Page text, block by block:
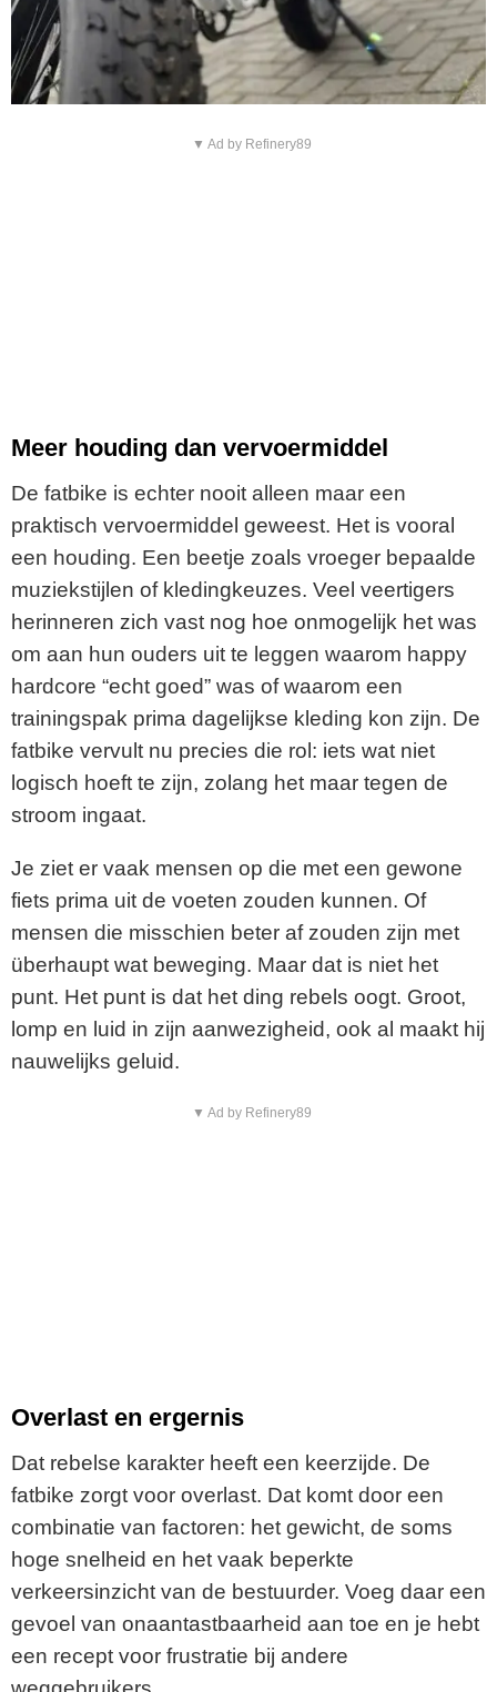
▼ Ad by Refinery89
Meer houding dan vervoermiddel
De fatbike is echter nooit alleen maar een
praktisch vervoermiddel geweest. Het is vooral
een houding. Een beetje zoals vroeger bepaalde
muziekstijlen of kledingkeuzes. Veel veertigers
herinneren zich vast nog hoe onmogelijk het was
om aan hun ouders uit te leggen waarom happy
hardcore “echt goed” was of waarom een
trainingspak prima dagelijkse kleding kon zijn. De
fatbike vervult nu precies die rol: iets wat niet
logisch hoeft te zijn, zolang het maar tegen de
stroom ingaat.
Je ziet er vaak mensen op die met een gewone
fiets prima uit de voeten zouden kunnen. Of
mensen die misschien beter af zouden zijn met
überhaupt wat beweging. Maar dat is niet het
punt. Het punt is dat het ding rebels oogt. Groot,
lomp en luid in zijn aanwezigheid, ook al maakt hij
nauwelijks geluid.
▼ Ad by Refinery89
Overlast en ergernis
Dat rebelse karakter heeft een keerzijde. De
fatbike zorgt voor overlast. Dat komt door een
combinatie van factoren: het gewicht, de soms
hoge snelheid en het vaak beperkte
verkeersinzicht van de bestuurder. Voeg daar een
gevoel van onaantastbaarheid aan toe en je hebt
een recept voor frustratie bij andere